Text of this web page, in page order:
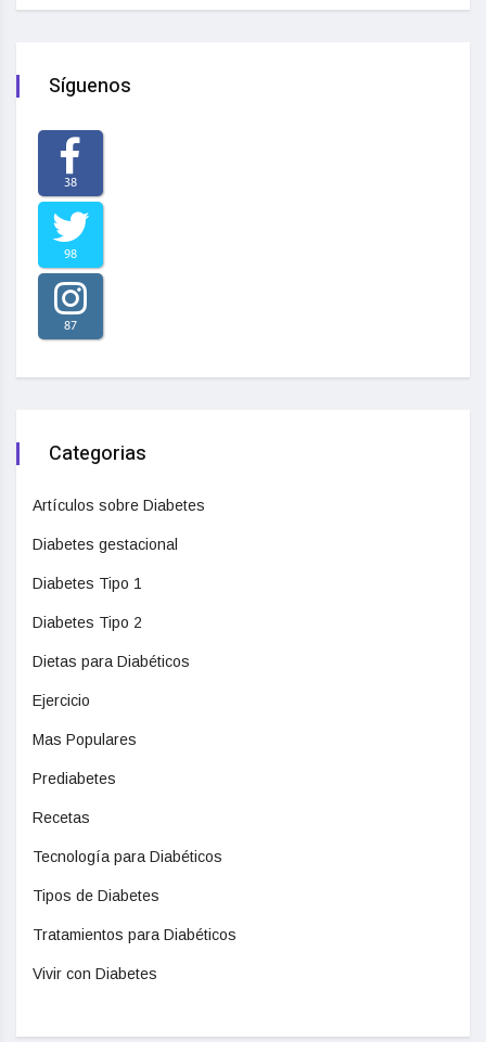
Síguenos
38
98
87
Categorias
Artículos sobre Diabetes
Diabetes gestacional
Diabetes Tipo 1
Diabetes Tipo 2
Dietas para Diabéticos
Ejercicio
Mas Populares
Prediabetes
Recetas
Tecnología para Diabéticos
Tipos de Diabetes
Tratamientos para Diabéticos
Vivir con Diabetes